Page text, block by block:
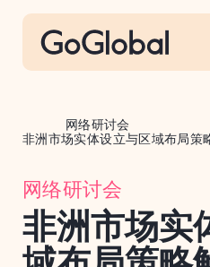
网络研讨会
非洲市场实体设立与区域布局策
网络研讨会
非洲市场实